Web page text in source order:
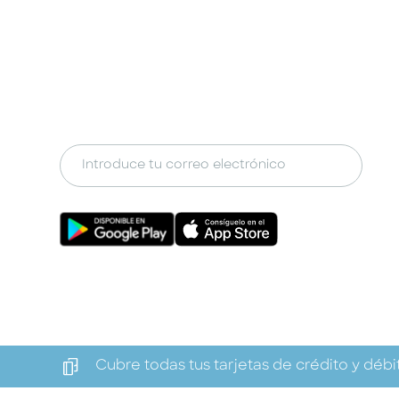
Cubre todas tus tarjetas de crédito y